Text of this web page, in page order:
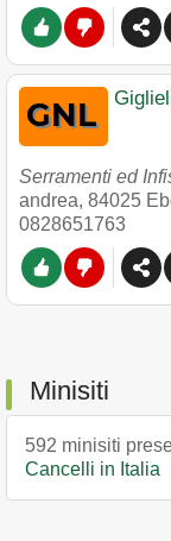
Serramenti ed
andrea, 84025
0828651763
Minisiti
592 minisiti
Cancelli in Italia